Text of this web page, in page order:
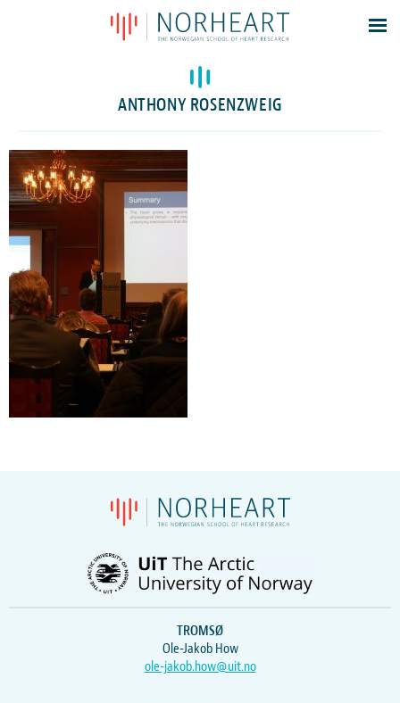
Latest news
Events
Members
Contacts
About
ANTHONY ROSENZWEIG
TROMSØ
Ole-Jakob How
ole-jakob.how@uit.no